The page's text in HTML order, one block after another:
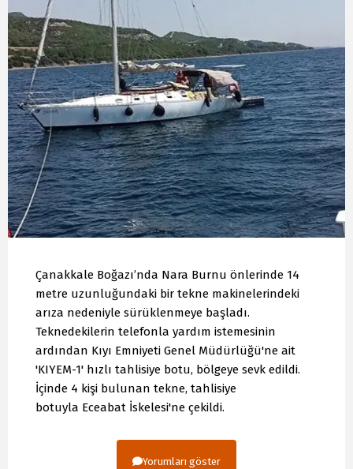
Çanakkale Boğazı’nda Nara Burnu önlerinde 14
metre uzunluğundaki bir tekne makinelerindeki
arıza nedeniyle sürüklenmeye başladı.
Teknedekilerin telefonla yardım istemesinin
ardından Kıyı Emniyeti Genel Müdürlüğü'ne ait
'KIYEM-1' hızlı tahlisiye botu, bölgeye sevk edildi.
İçinde 4 kişi bulunan tekne, tahlisiye
botuyla Eceabat İskelesi'ne çekildi.
Yorumları göster